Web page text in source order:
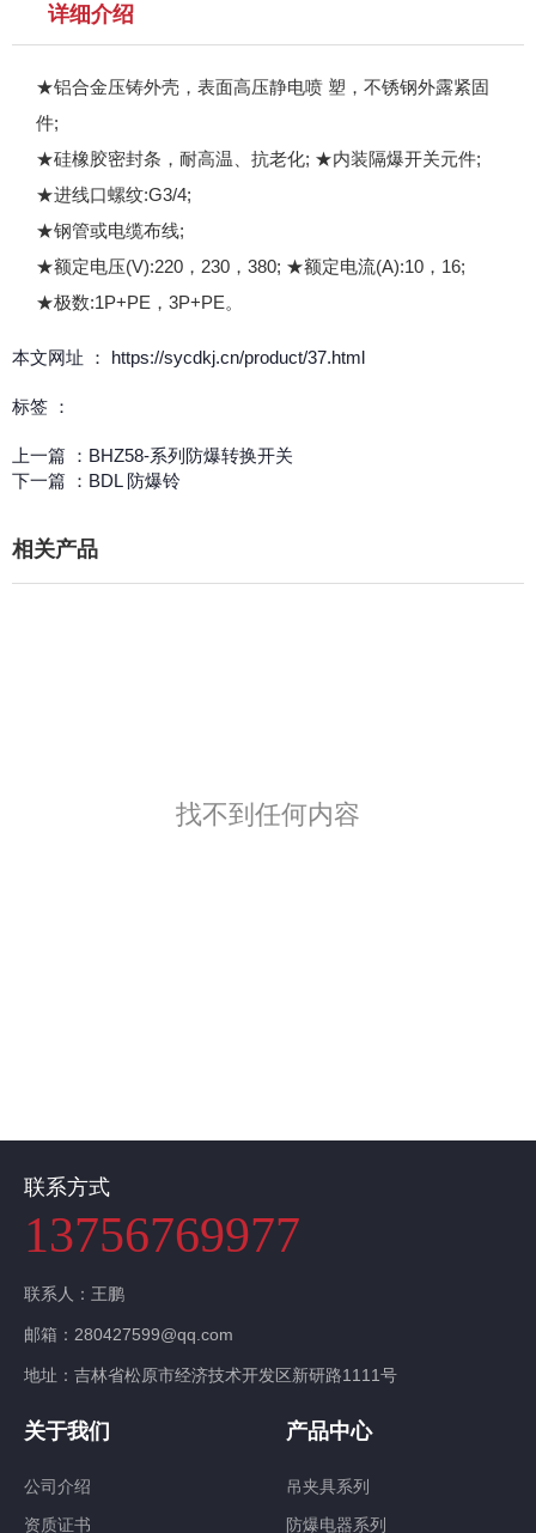
详细介绍
★铝合金压铸外壳，表面高压静电喷 塑，不锈钢外露紧固
件;
★硅橡胶密封条，耐高温、抗老化; ★内装隔爆开关元件;
★进线口螺纹:G3/4;
★钢管或电缆布线;
★额定电压(V):220，230，380; ★额定电流(A):10，16;
★极数:1P+PE，3P+PE。
本文网址 ： https://sycdkj.cn/product/37.html
标签 ：
上一篇 ： BHZ58-系列防爆转换开关
下一篇 ： BDL 防爆铃
相关产品
找不到任何内容
联系方式
13756769977
联系人：王鹏
邮箱：280427599@qq.com
地址：吉林省松原市经济技术开发区新研路1111号
关于我们
公司介绍
资质证书
产品中心
吊夹具系列
防爆电器系列